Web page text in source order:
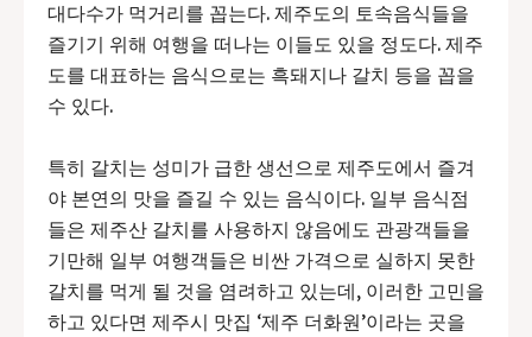
대다수가 먹거리를 꼽는다. 제주도의 토속음식들을
즐기기 위해 여행을 떠나는 이들도 있을 정도다. 제주
도를 대표하는 음식으로는 흑돼지나 갈치 등을 꼽을
수 있다.
특히 갈치는 성미가 급한 생선으로 제주도에서 즐겨
야 본연의 맛을 즐길 수 있는 음식이다. 일부 음식점
들은 제주산 갈치를 사용하지 않음에도 관광객들을
기만해 일부 여행객들은 비싼 가격으로 실하지 못한
갈치를 먹게 될 것을 염려하고 있는데, 이러한 고민을
하고 있다면 제주시 맛집 ‘제주 더화원’이라는 곳을